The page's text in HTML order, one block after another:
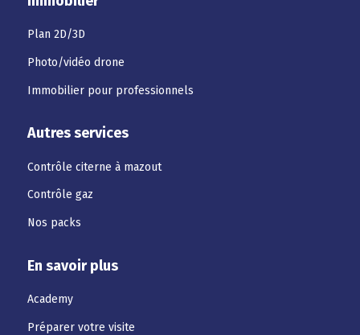
Plan 2D/3D
Photo/vidéo drone
Immobilier pour professionnels
Autres services
Contrôle citerne à mazout
Contrôle gaz
Nos packs
En savoir plus
Academy
Préparer votre visite